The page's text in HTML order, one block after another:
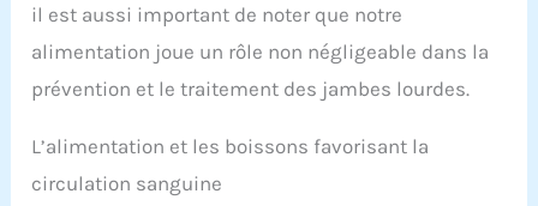
rouge et le marronnier d’Inde contribuent à une
bonne circulation sanguine dans les
microvaisseaux. L’hamamélis, plante riche en
flavonoïdes, complète la formule. ●● DES ACTIFS
et les graines de marronnier d’Inde ont fait l’objet
leurs bienfaits sur la réduction du volume des
il est aussi important de noter que notre
alimentation joue un rôle non négligeable dans la
prévention et le traitement des jambes lourdes.
L’alimentation et les boissons favorisant la
circulation sanguine